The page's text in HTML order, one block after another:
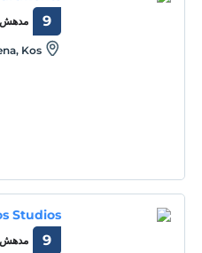
مدهش 9
Kos
Studios
مدهش 9